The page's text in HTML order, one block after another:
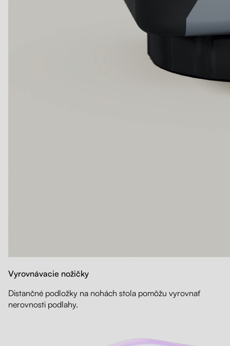
Vyrovnávacie nožičky
Distančné podložky na nohách stola pomôžu vyrovnať
nerovnosti podlahy.